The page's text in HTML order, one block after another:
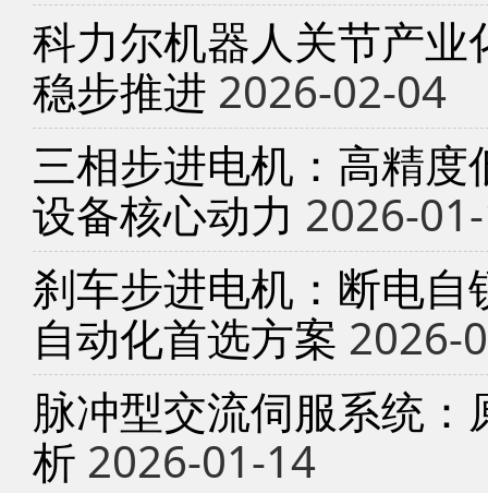
科力尔机器人关节产
稳步推进 2026-02-04
三相步进电机：高精
设备核心动力 2026-
刹车步进电机：断电
自动化首选方案 2026-
脉冲型交流伺服系统
析 2026-01-14